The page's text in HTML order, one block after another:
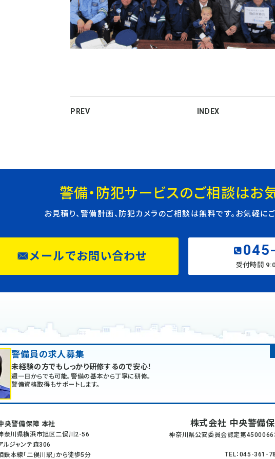
PREV INDEX
警備・防犯サービスのご相談はお
お見積り、警備計画、防犯カメラのご相談は無料です。お気軽に
メールでお問い合わせ
受付時間
警備員の求人募集
未経験の方でもしっかり研修するので安心！
週一日からでも可能。警備の基本から丁寧に研修。
警備資格取得もサポートします。
央警備保障 本社
奈川県横浜市旭区二俣川2-56
ルジャンテ森306
鉄本線「二俣川駅」から徒歩5分
株式会社 中央警備
神奈川県公安委員会認定第
TEL：045-361-